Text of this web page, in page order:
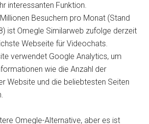
interessanten Funktion.
Besuchern pro Monat (Stand
ist Omegle Similarweb zufolge derzeit
Webseite für Videochats.
verwendet Google Analytics, um
wie die Anzahl der
Website und die beliebtesten Seiten
Omegle-Alternative, aber es ist